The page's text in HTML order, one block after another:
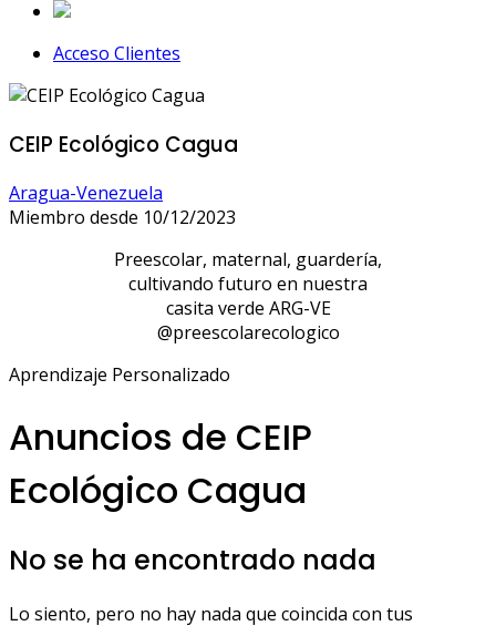
Acceso Clientes
CEIP Ecológico Cagua
Aragua-Venezuela
Miembro desde 10/12/2023
Preescolar, maternal, guardería,
cultivando futuro en nuestra
casita verde ARG-VE
@preescolarecologico
Aprendizaje Personalizado
Anuncios de CEIP
Ecológico Cagua
No se ha encontrado nada
Lo siento, pero no hay nada que coincida con tus